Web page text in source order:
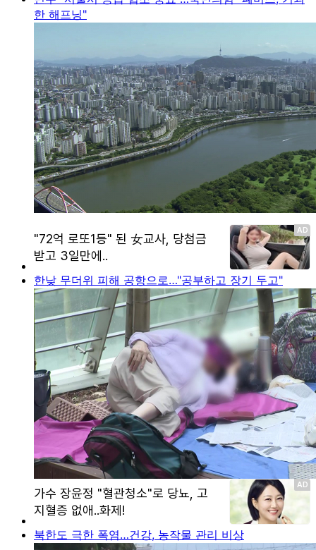
한 해프닝"
한낮 무더위 피해 공항으로…"공부하고 장기 두고"
북한도 극한 폭염…건강, 농작물 관리 비상